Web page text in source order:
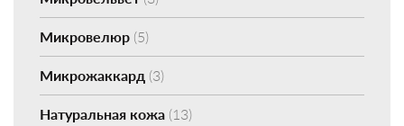
Микровелюр (5)
Микрожаккард (3)
Натуральная кожа (13)